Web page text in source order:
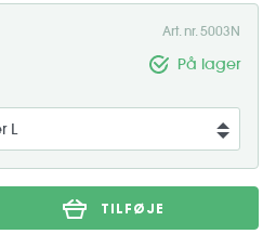
Art. nr. 5003N
På lager
TILFØJE